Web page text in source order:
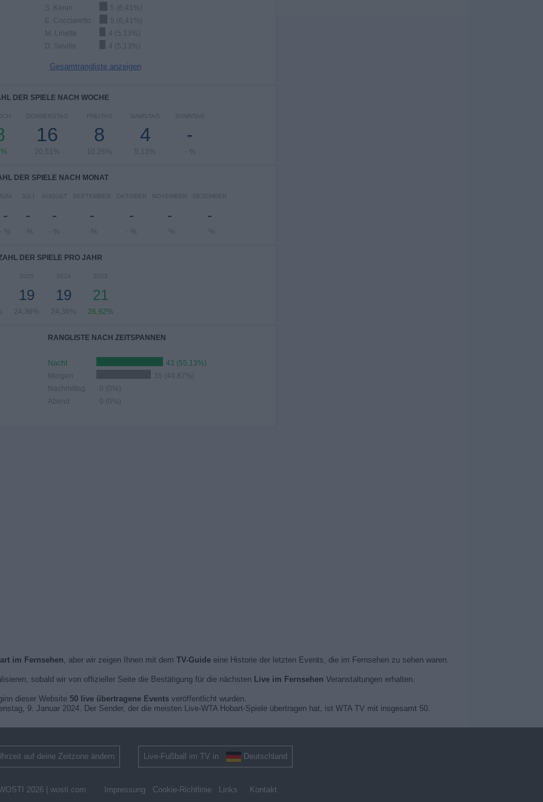
S. Kenin
5 (6,41%)
E. Cocciaretto
5 (6,41%)
M. Linette
4 (5,13%)
D. Saville
4 (5,13%)
Gesamtrangliste anzeigen
DER SPIELE NACH WOCHE
DONNERSTAG
16
20,51%
FREITAG
8
10,26%
SAMSTAG
4
5,13%
SONNTAG
-
- %
DER SPIELE NACH MONAT
JUNI
-
- %
JULI
-
- %
AUGUST
-
- %
SEPTEMBER
-
- %
OKTOBER
-
- %
NOVEMBER
-
- %
DEZEMBER
-
- %
DER SPIELE PRO JAHR
2025
19
24,36%
2024
19
24,36%
2023
21
26,92%
RANGLISTE NACH ZEITSPANNEN
Nacht
43 (55,13%)
Morgen
35 (44,87%)
Nachmittag
0 (0%)
Abend
0 (0%)
im Fernsehen, aber wir zeigen Ihnen mit dem TV-Guideeine Historie der letzten Events, die im Fernsehen zu sehen waren.
sobald wir von offizieller Seite die Bestätigung für die nächsten Live im Fernsehen Veranstaltungen erhalten.
dieser Website 50 live übertragene Eventsveröffentlicht wurden.
9. Januar 2024. Der Sender, der die meisten Live-WTA Hobart-Spiele übertragen hat, ist WTA TV mit insgesamt 50.
auf deine Zeitzone ändern Live-Fußball im TV in Deutschland
2026 | wosti.com Impressung Cookie-Richtlinie Links Kontakt